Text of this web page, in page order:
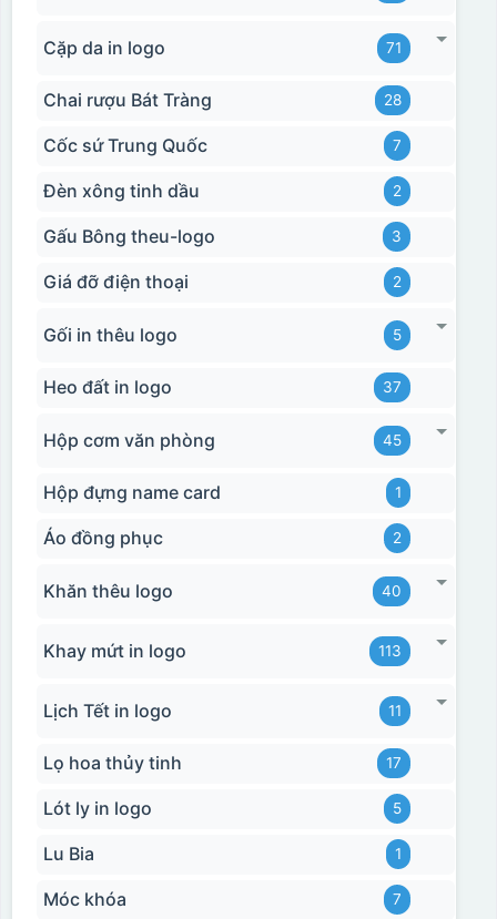
Cặp da in logo 71
Chai rượu Bát Tràng 28
Cốc sứ Trung Quốc 7
Đèn xông tinh dầu 2
Gấu Bông theu-logo 3
Giá đỡ điện thoại 2
Gối in thêu logo 5
Heo đất in logo 37
Hộp cơm văn phòng 45
Hộp đựng name card 1
Áo đồng phục 2
Khăn thêu logo 40
Khay mứt in logo 113
Lịch Tết in logo 11
Lọ hoa thủy tinh 17
Lót ly in logo 5
Lu Bia 1
Móc khóa 7